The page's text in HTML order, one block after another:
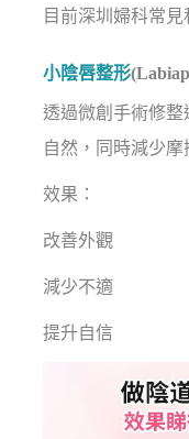
目前深圳婦科常見
小陰唇整形
透過微創手術修整
自然，同時減少摩
效果：
改善外觀
減少不適
提升自信